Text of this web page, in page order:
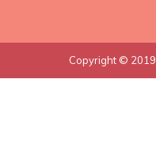
Copyright © 2019